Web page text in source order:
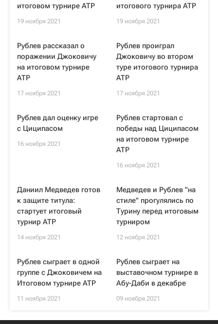
итоговом турнире ATP
19 ноября 2021
итогового турнира ATP
19 ноября 2021
Рублев рассказал о
поражении Джоковичу
на итоговом турнире
ATP
17 ноября 2021
Рублев проиграл
Джоковичу во втором
туре итогового турнира
ATP
17 ноября 2021
Рублев дал оценку игре
с Циципасом
16 ноября 2021
Рублев стартовал с
победы над Циципасом
на итоговом турнире
ATP
16 ноября 2021
Даниил Медведев готов
к защите титула:
стартует итоговый
турнир ATP
14 ноября 2021
Медведев и Рублев "на
стиле" прогулялись по
Турину перед итоговым
турниром
12 ноября 2021
Рублев сыграет в одной
группе с Джоковичем на
Итоговом турнире ATP
11 ноября 2021
Рублев сыграет на
выставочном турнире в
Абу-Даби в декабре
09 ноября 2021